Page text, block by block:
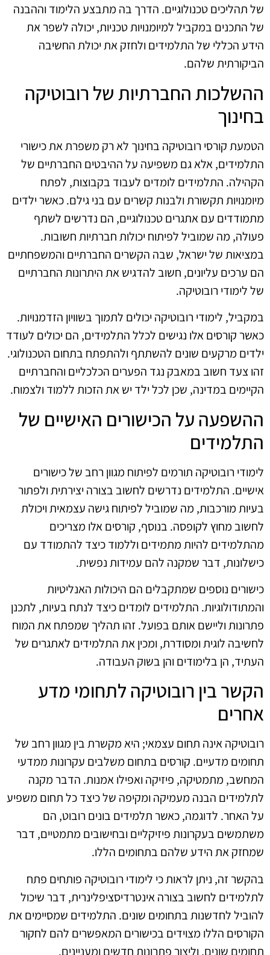
של תהליכים טכנולוגיים. הדרך בה מתבצע הלימוד וההבנה
של התכנים במקביל למיומנויות טכניות, יכולה לשפר את
הידע הכללי של התלמידים ולחזק את יכולת החשיבה
הביקורתית שלהם.
ההשלכות החברתיות של רובוטיקה
בחינוך
הטמעת קורסי רובוטיקה בחינוך לא רק משפרת את כישורי
התלמידים, אלא גם משפיעה על ההיבטים החברתיים של
הקהילה. התלמידים לומדים לעבוד בקבוצות, לפתח
מיומנויות תקשורת ולבנות קשרים עם בני גילם. כאשר ילדים
מתמודדים עם אתגרים טכנולוגיים, הם נדרשים לשתף
פעולה, מה שמוביל לפיתוח יכולות חברתיות חשובות.
במציאות של ישראל, שבה הקשרים החברתיים והמשפחתיים
הם ערכים עליונים, חשוב להדגיש את היתרונות החברתיים
של לימודי רובוטיקה.
במקביל, לימודי רובוטיקה יכולים לתמוך בשוויון הזדמנויות.
כאשר קורסים אלו נגישים לכלל התלמידים, הם יכולים לעודד
ילדים מרקעים שונים להשתתף ולהתפתח בתחום הטכנולוגי.
זהו צעד חשוב במאבק נגד הפערים הכלכליים והחברתיים
הקיימים במדינה, שכן לכל ילד יש את הזכות ללמוד ולצמוח.
ההשפעה על הכישורים האישיים של
התלמידים
לימודי רובוטיקה תורמים לפיתוח מגוון רחב של כישורים
אישיים. התלמידים נדרשים לחשוב בצורה יצירתית ולפתור
בעיות מורכבות, מה שמוביל לפיתוח גישה עצמאית ויכולת
לחשוב מחוץ לקופסה. בנוסף, קורסים אלו מצריכים
מהתלמידים להיות מתמידים וללמוד כיצד להתמודד עם
כישלונות, דבר שמקנה להם עמידות נפשית.
כישורים נוספים שמתקבלים הם היכולות האנליטיות
והמתודולוגיות. התלמידים לומדים כיצד לנתח בעיות, לתכנן
פתרונות וליישם אותם בפועל. זהו תהליך שמפתח את המוח
לחשיבה לוגית ומסודרת, ומכין את התלמידים לאתגרים של
העתיד, הן בלימודים והן בשוק העבודה.
הקשר בין רובוטיקה לתחומי מדע
אחרים
רובוטיקה אינה תחום עצמאי; היא מקשרת בין מגוון רחב של
תחומים מדעיים. קורסים בתחום משלבים עקרונות ממדעי
המחשב, מתמטיקה, פיזיקה ואפילו אמנות. הדבר מקנה
לתלמידים הבנה מעמיקה ומקיפה של כיצד כל תחום משפיע
על האחר. לדוגמה, כאשר תלמידים בונים רובוט, הם
משתמשים בעקרונות פיזיקליים ובחישובים מתמטיים, דבר
שמחזק את הידע שלהם בתחומים הללו.
בהקשר זה, ניתן לראות כי לימודי רובוטיקה פותחים פתח
לתלמידים לחשוב בצורה אינטרדיסציפלינרית, דבר שיכול
להוביל לחדשנות בתחומים שונים. התלמידים שמסיימים את
הקורסים הללו מצוידים בכישורים המאפשרים להם לחקור
תחומים שונים, וליצור פתרונות חדשים ומעניינים.